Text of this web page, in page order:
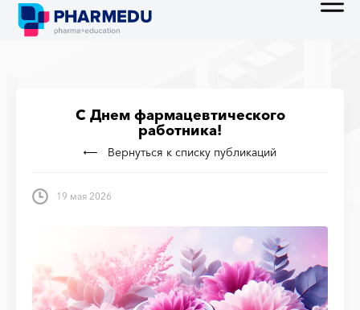
С Днем фармацевтического
работника!
Вернуться к списку публикаций
19 мая 2026